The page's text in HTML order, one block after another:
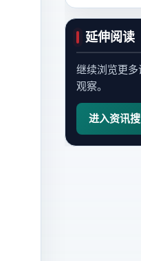
延伸阅读
继续浏览更
观察。
进入资讯